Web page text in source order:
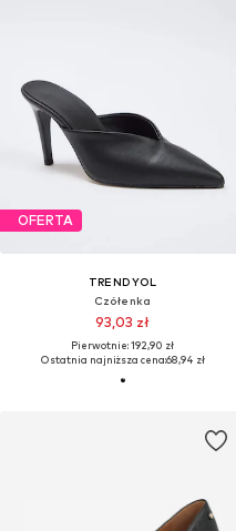
OFERTA
TRENDYOL
Czółenka
93,03 zł
Pierwotnie: 192,90 zł
Ostatnia najniższa cena:68,94 zł